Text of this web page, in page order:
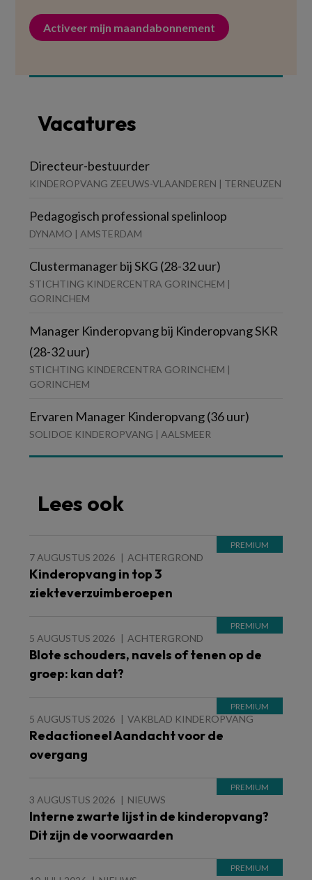
Activeer mijn maandabonnement
Vacatures
Directeur-bestuurder
KINDEROPVANG ZEEUWS-VLAANDEREN | TERNEUZEN
Pedagogisch professional spelinloop
DYNAMO | AMSTERDAM
Clustermanager bij SKG (28-32 uur)
STICHTING KINDERCENTRA GORINCHEM |
GORINCHEM
Manager Kinderopvang bij Kinderopvang SKR
(28-32 uur)
STICHTING KINDERCENTRA GORINCHEM |
GORINCHEM
Ervaren Manager Kinderopvang (36 uur)
SOLIDOE KINDEROPVANG | AALSMEER
Lees ook
7 AUGUSTUS 2026 ACHTERGROND
Kinderopvang in top 3
ziekteverzuimberoepen
5 AUGUSTUS 2026 ACHTERGROND
Blote schouders, navels of tenen op de
groep: kan dat?
5 AUGUSTUS 2026 VAKBLAD KINDEROPVANG
Redactioneel Aandacht voor de
overgang
3 AUGUSTUS 2026 NIEUWS
Interne zwarte lijst in de kinderopvang?
Dit zijn de voorwaarden